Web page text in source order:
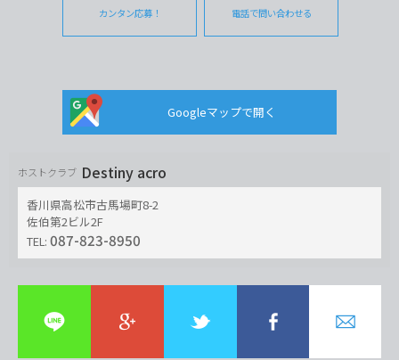
カンタン応募！ 電話で問い合わせる
Googleマップで開く
ホストクラブ Destiny acro
香川県高松市古馬場町8-2
佐伯第2ビル2F
TEL: 087-823-8950